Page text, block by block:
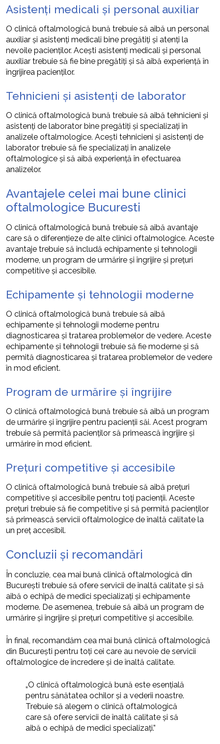
Asistenți medicali și personal auxiliar
O clinică oftalmologică bună trebuie să aibă un personal
auxiliar și asistenți medicali bine pregătiți și atenți la
nevoile pacienților. Acești asistenți medicali și personal
auxiliar trebuie să fie bine pregătiți și să aibă experiență în
îngrijirea pacienților.
Tehnicieni și asistenți de laborator
O clinică oftalmologică bună trebuie să aibă tehnicieni și
asistenți de laborator bine pregătiți și specializați în
analizele oftalmologice. Acești tehnicieni și asistenți de
laborator trebuie să fie specializați în analizele
oftalmologice și să aibă experiență în efectuarea
analizelor.
Avantajele celei mai bune clinici
oftalmologice Bucuresti
O clinică oftalmologică bună trebuie să aibă avantaje
care să o diferențieze de alte clinici oftalmologice. Aceste
avantaje trebuie să includă echipamente și tehnologii
moderne, un program de urmărire și îngrijire și prețuri
competitive și accesibile.
Echipamente și tehnologii moderne
O clinică oftalmologică bună trebuie să aibă
echipamente și tehnologii moderne pentru
diagnosticarea și tratarea problemelor de vedere. Aceste
echipamente și tehnologii trebuie să fie moderne și să
permită diagnosticarea și tratarea problemelor de vedere
în mod eficient.
Program de urmărire și îngrijire
O clinică oftalmologică bună trebuie să aibă un program
de urmărire și îngrijire pentru pacienții săi. Acest program
trebuie să permită pacienților să primească îngrijire și
urmărire în mod eficient.
Prețuri competitive și accesibile
O clinică oftalmologică bună trebuie să aibă prețuri
competitive și accesibile pentru toți pacienții. Aceste
prețuri trebuie să fie competitive și să permită pacienților
să primească servicii oftalmologice de înaltă calitate la
un preț accesibil.
Concluzii și recomandări
În concluzie, cea mai bună clinică oftalmologică din
București trebuie să ofere servicii de înaltă calitate și să
aibă o echipă de medici specializați și echipamente
moderne. De asemenea, trebuie să aibă un program de
urmărire și îngrijire și prețuri competitive și accesibile.
În final, recomandăm cea mai bună clinică oftalmologică
din București pentru toți cei care au nevoie de servicii
oftalmologice de încredere și de înaltă calitate.
„O clinică oftalmologică bună este esențială
pentru sănătatea ochilor și a vederii noastre.
Trebuie să alegem o clinică oftalmologică
care să ofere servicii de înaltă calitate și să
aibă o echipă de medici specializați.”